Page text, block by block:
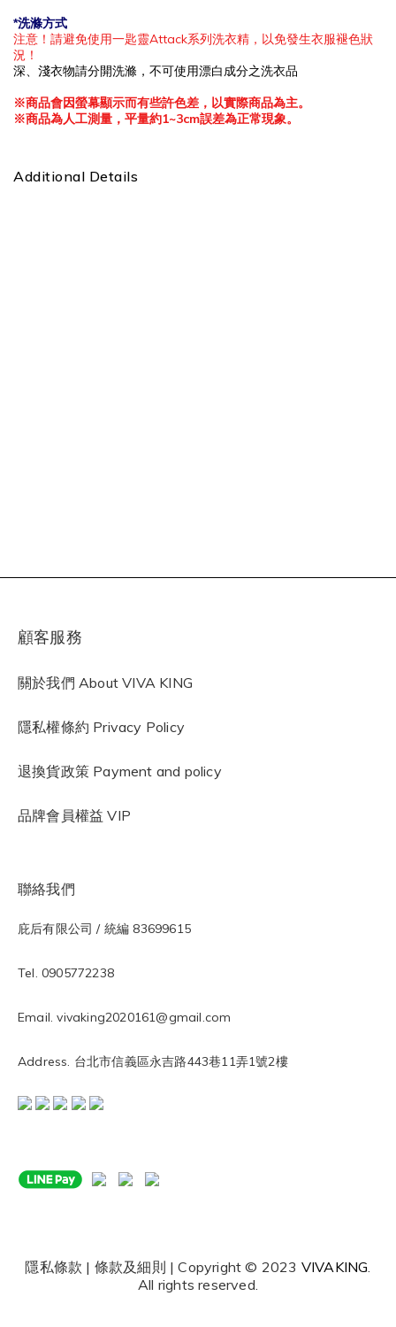
*洗滌方式
注意！請避免使用一匙靈Attack系列洗衣精，以免發生衣服褪色狀
況！
深、淺衣物請分開洗滌，不可使用漂白成分之洗衣品
※商品會因螢幕顯示而有些許色差，以實際商品為主。
※商品為人工測量，平量約1~3cm誤差為正常現象。
Additional Details
顧客服務
關於我們 About VIVA KING
隱私權條約 Privacy Policy
退換貨政策 Payment and policy
品牌會員權益 VIP
聯絡我們
庇后有限公司 / 統編 83699615
Tel. 0905772238
Email. vivaking2020161@gmail.com
Address. 台北市信義區永吉路443巷11弄1號2樓
隱私條款 | 條款及細則 | Copyright © 2023 VIVAKING.
All rights reserved.